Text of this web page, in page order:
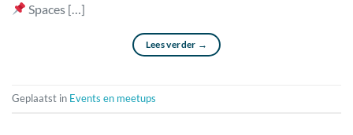
Spaces […]
Lees verder →
Geplaatst in Events en meetups